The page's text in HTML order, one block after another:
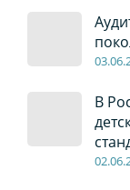
03.06
В
02.06